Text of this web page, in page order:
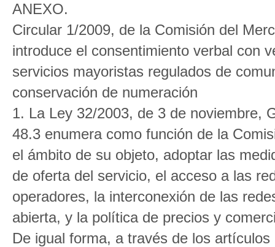
ANEXO.
Circular 1/2009, de la Comisión del
introduce el consentimiento verbal con
servicios mayoristas regulados de
conservación de numeración
1. La Ley 32/2003, de 3 de noviembre,
48.3 enumera como función de la
el ámbito de su objeto, adoptar las
de oferta del servicio, el acceso a las
operadores, la interconexión de las
abierta, y la política de precios y
De igual forma, a través de los